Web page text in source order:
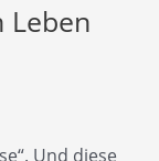
Leben
Und diese